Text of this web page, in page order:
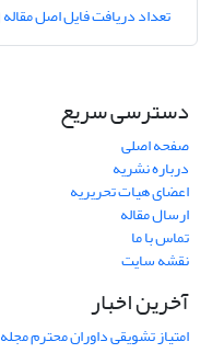
تعداد دریافت فایل اصل مقاله
دسترسی سریع
صفحه اصلی
درباره نشریه
اعضای هیات تحریریه
ارسال مقاله
تماس با ما
نقشه سایت
آخرین اخبار
امتیاز تشویقی داوران محترم مجله